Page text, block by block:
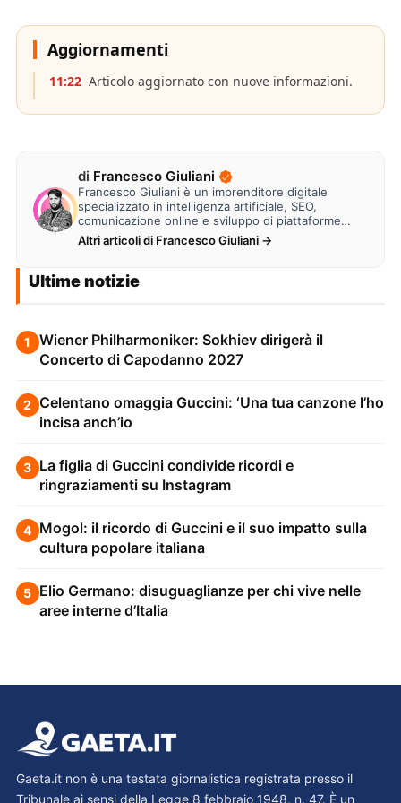
Aggiornamenti
11:22 Articolo aggiornato con nuove informazioni.
di Francesco Giuliani
Francesco Giuliani è un imprenditore digitale
specializzato in intelligenza artificiale, SEO,
comunicazione online e sviluppo di piattaforme
web. Lavora alla creazione di…
Altri articoli di Francesco Giuliani →
Ultime notizie
1
Wiener Philharmoniker: Sokhiev dirigerà il
Concerto di Capodanno 2027
2 Celentano omaggia Guccini: ‘Una tua canzone l’ho
incisa anch’io
3 La figlia di Guccini condivide ricordi e
ringraziamenti su Instagram
4 Mogol: il ricordo di Guccini e il suo impatto sulla
cultura popolare italiana
5 Elio Germano: disuguaglianze per chi vive nelle
aree interne d’Italia
Gaeta.it non è una testata giornalistica registrata presso il
Tribunale ai sensi della Legge 8 febbraio 1948, n. 47. È un